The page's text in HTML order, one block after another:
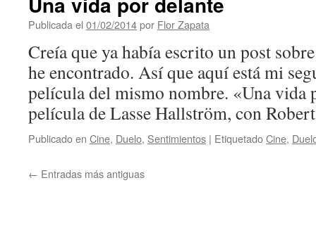
Publicada el 01/02/2014por Flor Zapata
Creía que ya había escrito un post
he encontrado. Así que aquí está mi
película del mismo nombre. «Una vida
película de Lasse Hallström, con
Publicado en Cine, Duelo, Sentimientos | EtiquetadoCine,
← Entradas más antiguas